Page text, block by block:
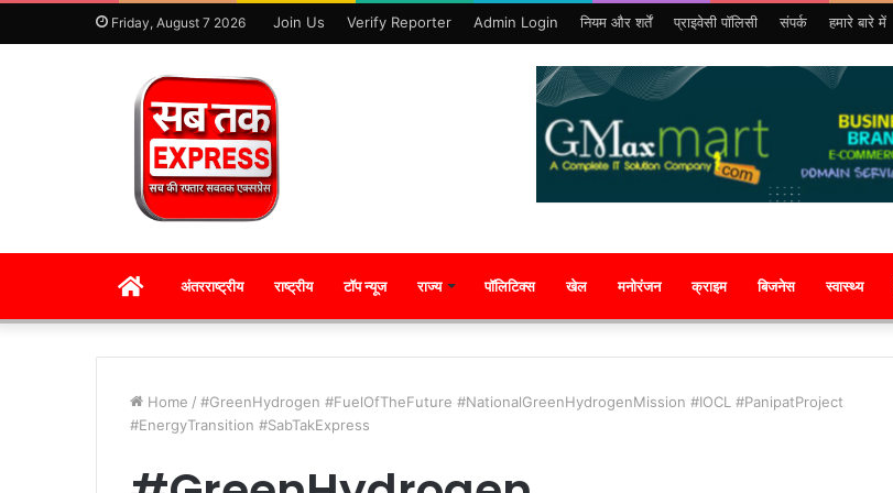
Friday, August 7 2026 Join Us Verify Reporter Admin Login नियम और शर्तें प्राइवेसी पॉलिसी संपर्क हमारे बारे में
HOMEअंतरराष्ट्रीय राष्ट्रीय टॉप न्यूज राज्य पॉलिटिक्स खेल मनोरंजन क्राइम बिजनेस स्वास्थ्य
Home / #GreenHydrogen #FuelOfTheFuture #NationalGreenHydrogenMission #IOCL #PanipatProject
#EnergyTransition #SabTakExpress